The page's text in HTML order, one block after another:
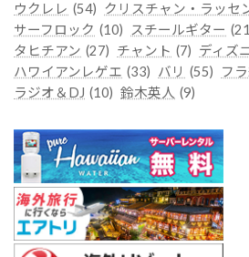
ウクレレ (54) クリスチャン・ラッセ
サーフロック (10) スチールギター
タヒチアン (27) チャント (7) ディズ
ハワイアンレゲエ (33) バリ (55) フ
ラジオ＆DJ (10) 鈴木英人 (9)